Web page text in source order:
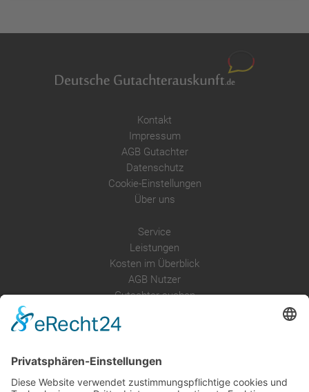
Kontakt
Impressum
AGB Gutachter
Datenschutz
Cookie-Einstellungen
Über uns
Service
Leistungen
Kosten im Überblick
AGB Nutzer
Gutachter suchen
Anfrage
Presse